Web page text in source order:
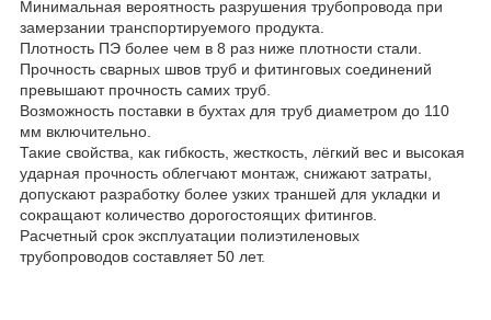
Минимальная вероятность разрушения трубопровода при
замерзании транспортируемого продукта.
Плотность ПЭ более чем в 8 раз ниже плотности стали.
Прочность сварных швов труб и фитинговых соединений
превышают прочность самих труб.
Возможность поставки в бухтах для труб диаметром до 110
мм включительно.
Такие свойства, как гибкость, жесткость, лёгкий вес и высокая
ударная прочность облегчают монтаж, снижают затраты,
допускают разработку более узких траншей для укладки и
сокращают количество дорогостоящих фитингов.
Расчетный срок эксплуатации полиэтиленовых
трубопроводов составляет 50 лет.